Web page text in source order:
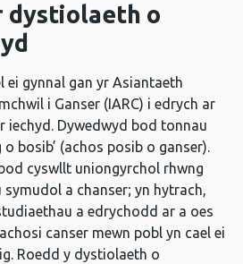
dystiolaeth o
ei gynnal gan yr Asiantaeth
i Ganser (IARC) i edrych ar
Dywedwyd bod tonnau
bosib’ (achos posib o ganser).
cyswllt uniongyrchol rhwng
a chanser; yn hytrach,
a edrychodd ar a oes
canser mewn pobl yn cael ei
Roedd y dystiolaeth o